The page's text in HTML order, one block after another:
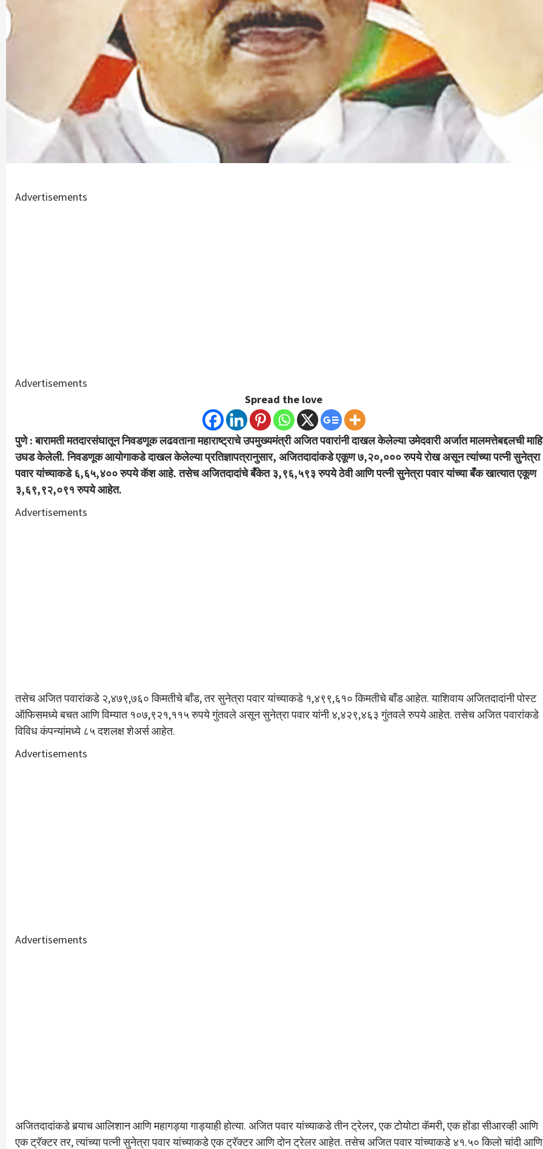
Advertisements
Advertisements
Spread the love
पुणे : बारामती मतदारसंघातून निवडणूक लढवताना महाराष्ट्राचे उपमुख्यमंत्री अजित पवारांनी दाखल केलेल्या उमेदवारी अर्जात मालमत्तेबद्दलची
उघड केलेली. निवडणूक आयोगाकडे दाखल केलेल्या प्रतिज्ञापत्रानुसार, अजितदादांकडे एकूण ७,२०,००० रुपये रोख असून त्यांच्या पत्नी सुनेत्रा
पवार यांच्याकडे ६,६५,४०० रुपये कॅश आहे. तसेच अजितदादांचे बँकेत ३,९६,५९३ रुपये ठेवी आणि पत्नी सुनेत्रा पवार यांच्या बँक खात्यात एकूण
३,६९,९२,०९१ रुपये आहेत.
Advertisements
तसेच अजित पवारांकडे २,४७९,७६० किमतीचे बाँड, तर सुनेत्रा पवार यांच्याकडे १,४९९,६१० किमतीचे बाँड आहेत. याशिवाय अजितदादांनी पोस्ट
ऑफिसमध्ये बचत आणि विम्यात १०७,९२१,११५ रुपये गुंतवले असून सुनेत्रा पवार यांनी ४,४२९,४६३ गुंतवले रुपये आहेत. तसेच अजित पवारांकडे
विविध कंपन्यांमध्ये ८५ दशलक्ष शेअर्स आहेत.
Advertisements
Advertisements
अजितदादांकडे बर्‍याच आलिशान आणि महागड्या गाड्याही होत्या. अजित पवार यांच्याकडे तीन ट्रेलर, एक टोयोटा कॅमरी, एक होंडा सीआरव्ही आणि
एक ट्रॅक्टर तर, त्यांच्या पत्नी सुनेत्रा पवार यांच्याकडे एक ट्रॅक्टर आणि दोन ट्रेलर आहेत. तसेच अजित पवार यांच्याकडे ४१.५० किलो चांदी आणि